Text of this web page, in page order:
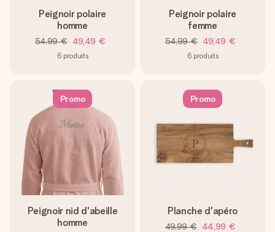
Peignoir polaire
homme
54,99 € 49,49 €
6 produits
Peignoir polaire
femme
54,99 € 49,49 €
6 produits
Promo
Peignoir nid d'abeille
homme
Promo
Planche d'apéro
49,99 € 44,99 €